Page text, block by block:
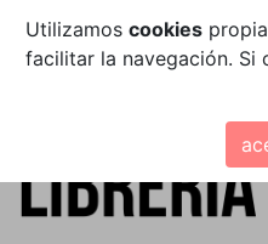
Utilizamos cookies
facilitar la navegación. Si